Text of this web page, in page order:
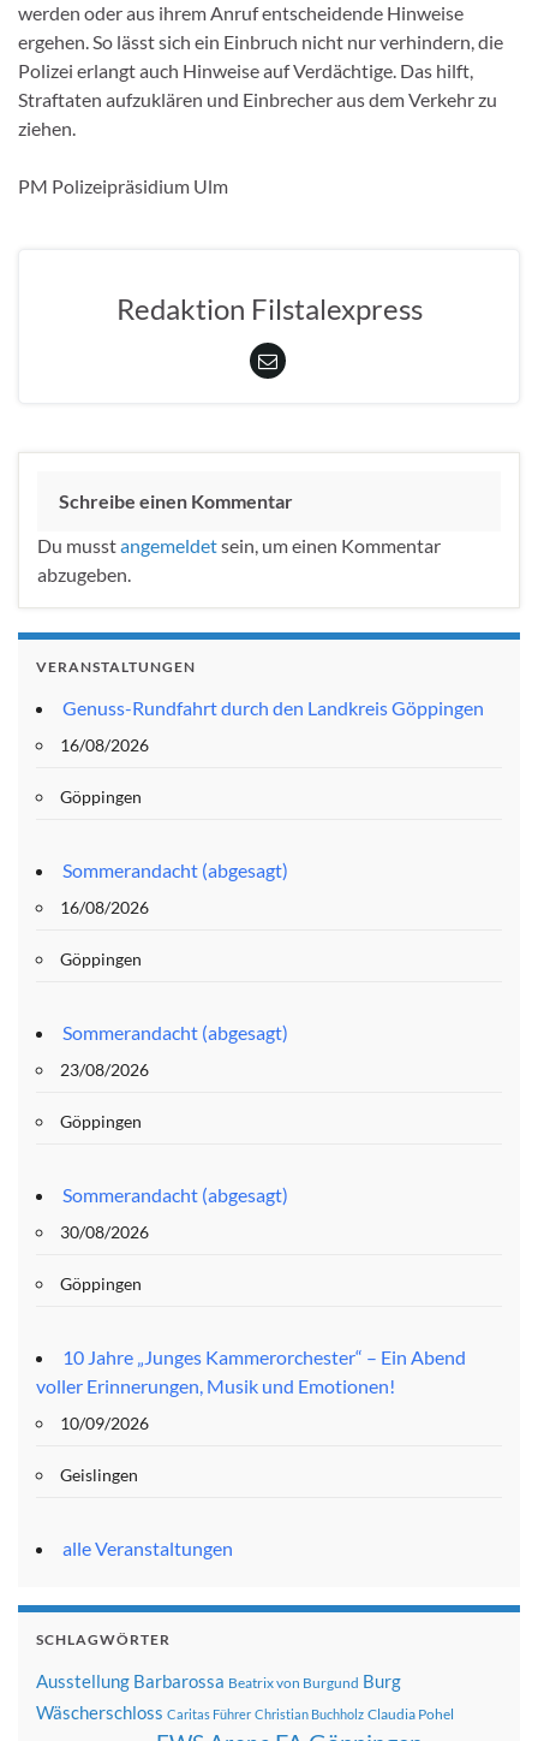
werden oder aus ihrem Anruf entscheidende Hinweise
ergehen. So lässt sich ein Einbruch nicht nur verhindern, die
Polizei erlangt auch Hinweise auf Verdächtige. Das hilft,
Straftaten aufzuklären und Einbrecher aus dem Verkehr zu
ziehen.
PM Polizeipräsidium Ulm
Redaktion Filstalexpress
Schreibe einen Kommentar
Du musstangemeldetsein, um einen Kommentar
abzugeben.
VERANSTALTUNGEN
Genuss-Rundfahrt durch den Landkreis Göppingen
16/08/2026
Göppingen
Sommerandacht (abgesagt)
16/08/2026
Göppingen
Sommerandacht (abgesagt)
23/08/2026
Göppingen
Sommerandacht (abgesagt)
30/08/2026
Göppingen
10 Jahre „Junges Kammerorchester“ – Ein Abend
voller Erinnerungen, Musik und Emotionen!
10/09/2026
Geislingen
alle Veranstaltungen
SCHLAGWÖRTER
Ausstellung Barbarossa Beatrix von Burgund Burg
Wäscherschloss Caritas Führer Christian Buchholz Claudia Pohel